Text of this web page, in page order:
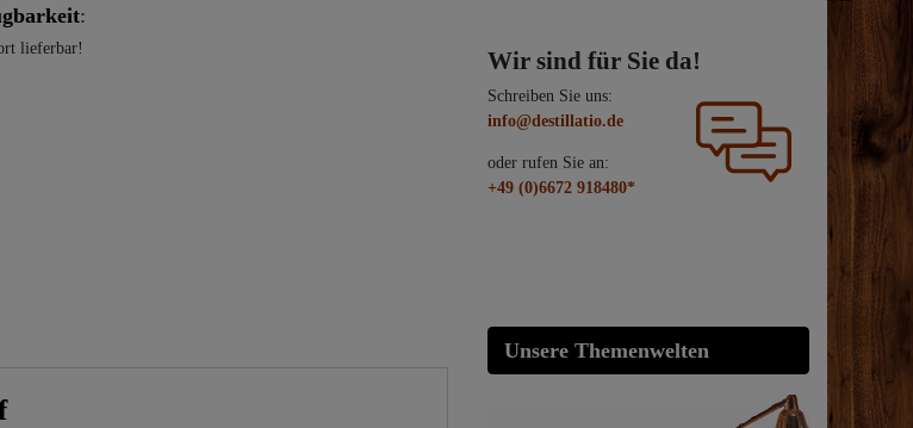
:
lieferbar! Wir sind für Sie da!
Schreiben Sie uns:
info@destillatio.de
oder rufen Sie an:
+49 (0)6672 918480*
Unsere Themenwelten